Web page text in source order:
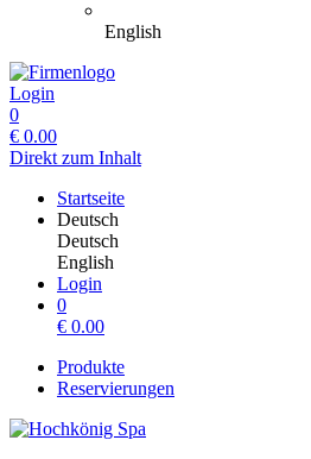
English
Login
0
€ 0.00
Direkt zum Inhalt
Startseite
Deutsch
Deutsch
English
Login
0
€ 0.00
Produkte
Reservierungen